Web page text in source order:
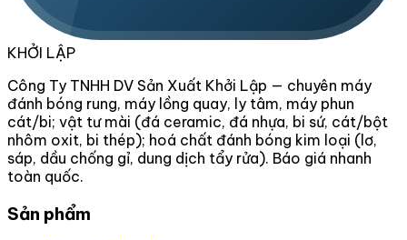
KHỞI LẬP
Công Ty TNHH DV Sản Xuất Khởi Lập — chuyên máy
đánh bóng rung, máy lồng quay, ly tâm, máy phun
cát/bi; vật tư mài (đá ceramic, đá nhựa, bi sứ, cát/bột
nhôm oxit, bi thép); hoá chất đánh bóng kim loại (lơ,
sáp, dầu chống gỉ, dung dịch tẩy rửa). Báo giá nhanh
toàn quốc.
Sản phẩm